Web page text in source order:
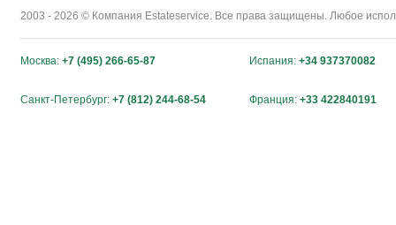
2003 - 2026 © Компания Estateservice. Все права защищены. Любое
Москва: +7 (495) 266-65-87 Испания: +34 937370082
Санкт-Петербург: +7 (812) 244-68-54 Франция: +33 422840191